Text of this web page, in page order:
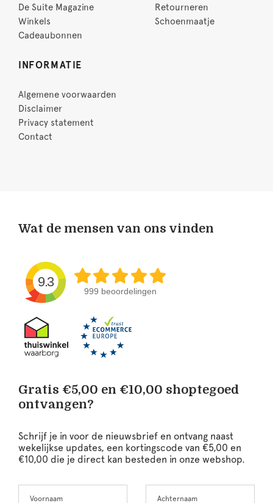
De Suite Magazine
Winkels
Cadeaubonnen
Retourneren
Schoenmaatje
INFORMATIE
Algemene voorwaarden
Disclaimer
Privacy statement
Contact
Wat de mensen van ons vinden
9.3
999 beoordelingen
Gratis €5,00 en €10,00 shoptegoed
ontvangen?
Schrijf je in voor de nieuwsbrief en ontvang naast
wekelijkse updates, een kortingscode van €5,00 en
€10,00 die je direct kan besteden in onze webshop.
this